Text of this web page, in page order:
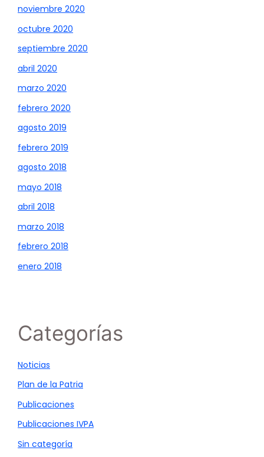
noviembre 2020
octubre 2020
septiembre 2020
abril 2020
marzo 2020
febrero 2020
agosto 2019
febrero 2019
agosto 2018
mayo 2018
abril 2018
marzo 2018
febrero 2018
enero 2018
Categorías
Noticias
Plan de la Patria
Publicaciones
Publicaciones IVPA
Sin categoría